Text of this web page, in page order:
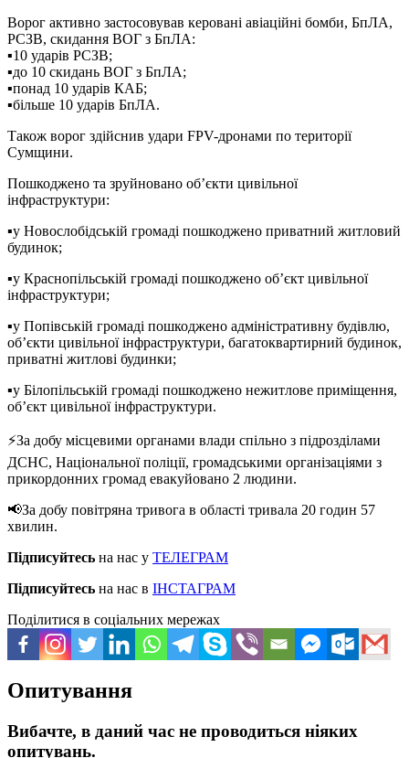
Ворог активно застосовував керовані авіаційні бомби, БпЛА,
РСЗВ, скидання ВОГ з БпЛА:
▪️10 ударів РСЗВ;
▪️до 10 скидань ВОГ з БпЛА;
▪️понад 10 ударів КАБ;
▪️більше 10 ударів БпЛА.
Також ворог здійснив удари FPV-дронами по території
Сумщини.
Пошкоджено та зруйновано об’єкти цивільної
інфраструктури:
▪️у Новослобідській громаді пошкоджено приватний житловий
будинок;
▪️у Краснопільській громаді пошкоджено об’єкт цивільної
інфраструктури;
▪️у Попівській громаді пошкоджено адміністративну будівлю,
об’єкти цивільної інфраструктури, багатоквартирний будинок,
приватні житлові будинки;
▪️у Білопільській громаді пошкоджено нежитлове приміщення,
об’єкт цивільної інфраструктури.
⚡За добу місцевими органами влади спільно з підрозділами
ДСНС, Національної поліції, громадськими організаціями з
прикордонних громад евакуйовано 2 людини.
📢За добу повітряна тривога в області тривала 20 годин 57
хвилин.
Підписуйтесь на нас у ТЕЛЕГРАМ
Підписуйтесь на нас в ІНСТАГРАМ
Поділитися в соціальних мережах
Опитування
Вибачте, в даний час не проводиться ніяких
опитувань.